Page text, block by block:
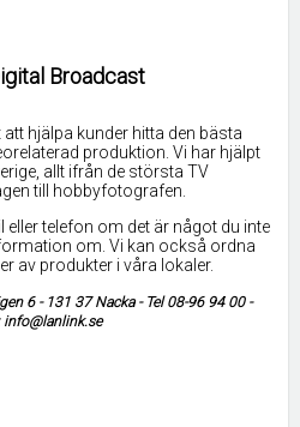
Broadcast
hjälpa kunder hitta den bästa
produktion. Vi har hjälpt
allt ifrån de största TV
till hobbyfotografen.
telefon om det är något du inte
om. Vi kan också ordna
av produkter i våra lokaler.
6 - 131 37 Nacka - Tel 08-96 94 00 -
info@lanlink.se